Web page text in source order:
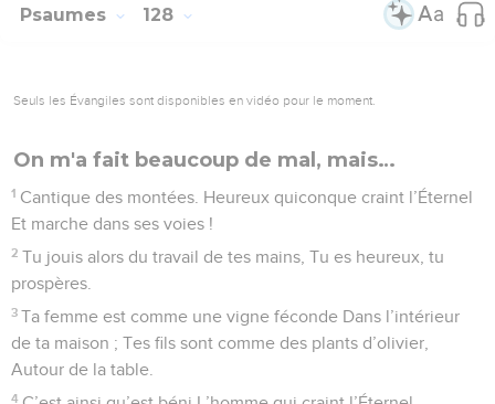
Psaumes 128
Seuls les Évangiles sont disponibles en vidéo pour le moment.
On m'a fait beaucoup de mal, mais…
1 Cantique des montées. Heureux quiconque craint l’Éternel
Et marche dans ses voies !
2 Tu jouis alors du travail de tes mains, Tu es heureux, tu
prospères.
3 Ta femme est comme une vigne féconde Dans l’intérieur
de ta maison ; Tes fils sont comme des plants d’olivier,
Autour de la table.
4